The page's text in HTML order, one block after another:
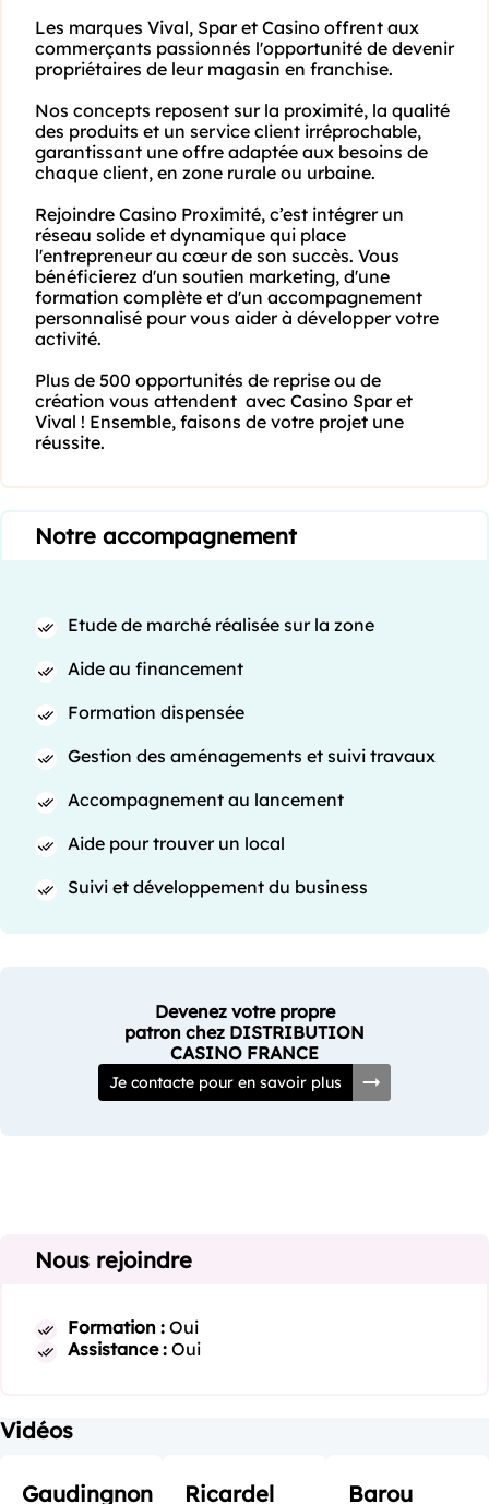
Les marques Vival, Spar et Casino offrent aux
commerçants passionnés l'opportunité de devenir
propriétaires de leur magasin en franchise.
Nos concepts reposent sur la proximité, la qualité
des produits et un service client irréprochable,
garantissant une offre adaptée aux besoins de
chaque client, en zone rurale ou urbaine.
Rejoindre Casino Proximité, c’est intégrer un
réseau solide et dynamique qui place
l'entrepreneur au cœur de son succès. Vous
bénéficierez d'un soutien marketing, d'une
formation complète et d'un accompagnement
personnalisé pour vous aider à développer votre
activité.
Plus de 500 opportunités de reprise ou de
création vous attendent  avec Casino Spar et
Vival ! Ensemble, faisons de votre projet une
réussite.
Notre accompagnement
Etude de marché réalisée sur la zone
Aide au financement
Formation dispensée
Gestion des aménagements et suivi travaux
Accompagnement au lancement
Aide pour trouver un local
Suivi et développement du business
Devenez votre propre
patron chez DISTRIBUTION
CASINO FRANCE
Je contacte pour en savoir plus
Nous rejoindre
Formation : Oui
Assistance : Oui
Vidéos
Gaudingnon
Ricardel
Barou